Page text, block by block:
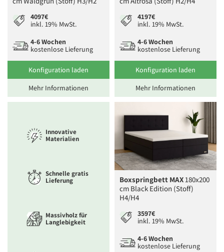
4097€
inkl. 19% MwSt.
4-6 Wochen
kostenlose Lieferung
Konfiguration laden
Mehr Informationen
4197€
inkl. 19% MwSt.
4-6 Wochen
kostenlose Lieferung
Konfiguration laden
Mehr Informationen
Innovative
Materialien
Schnelle gratis
Lieferung
Massivholz für
Langlebigkeit
Boxspringbett MAX180x200
cm Black Edition (Stoff)
H4/H4
3597€
inkl. 19% MwSt.
4-6 Wochen
kostenlose Lieferung